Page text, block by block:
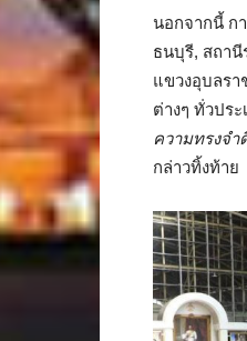
นอกจากนี้ ก
ธนบุรี, สถานี
แขวงอุบลรา
ต่างๆ ทั่วประ
ความทรงจ
กล่าวทิ้งท้าย